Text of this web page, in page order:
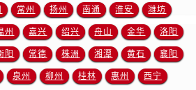
江西省鹰潭市月湖区胜利东路售后服务中心（需提前预约）
山东省德州市德城区东风中路售后服务中心（需提前预约）
山东省东营市东营区济南路售后服务中心（需提前预约）
山东省济南市历下区经十路11111号华润中心写字楼（万象城）15层1508室售后服务中心（需提前预约）
山东省济宁市任城区太白楼路售后服务中心（需提前预约）
常州 扬州 南通 淮安 潍坊
州 嘉兴 绍兴 舟山 金华 洛阳
阳 常德 株洲 湘潭 黄石 襄阳
泉州 柳州 桂林 惠州 西宁